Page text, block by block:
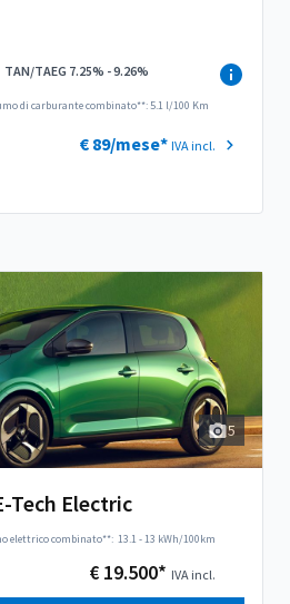
TAN/TAEG 7.25% - 9.26%
di carburante combinato**: 5.1 l/100 Km
€ 89/mese* IVA incl.
5
Tech Electric
elettrico combinato**: 13.1 - 13 kWh/100km
€ 19.500* IVA incl.